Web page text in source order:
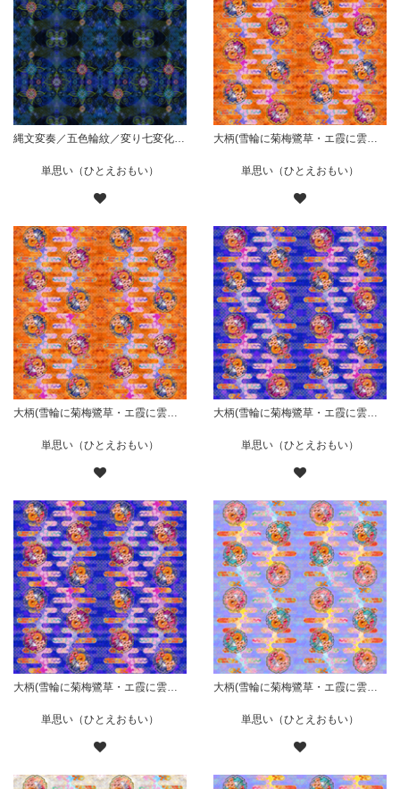
縄文変奏／五色輪紋／変り七変化／華／青
単思い（ひとえおもい）
大柄(雪輪に菊梅鷺草・エ霞に雲錦)七宝小紋地柄/橙/B
単思い（ひとえおもい）
大柄(雪輪に菊梅鷺草・エ霞に雲錦)七宝小紋地柄/橙/A
単思い（ひとえおもい）
大柄(雪輪に菊梅鷺草・エ霞に雲錦)七宝小紋地柄/藍/B
単思い（ひとえおもい）
大柄(雪輪に菊梅鷺草・エ霞に雲錦)七宝小紋地柄/藍/A
単思い（ひとえおもい）
大柄(雪輪に菊梅鷺草・エ霞に雲錦)七宝小紋地柄/薄紫/B
単思い（ひとえおもい）